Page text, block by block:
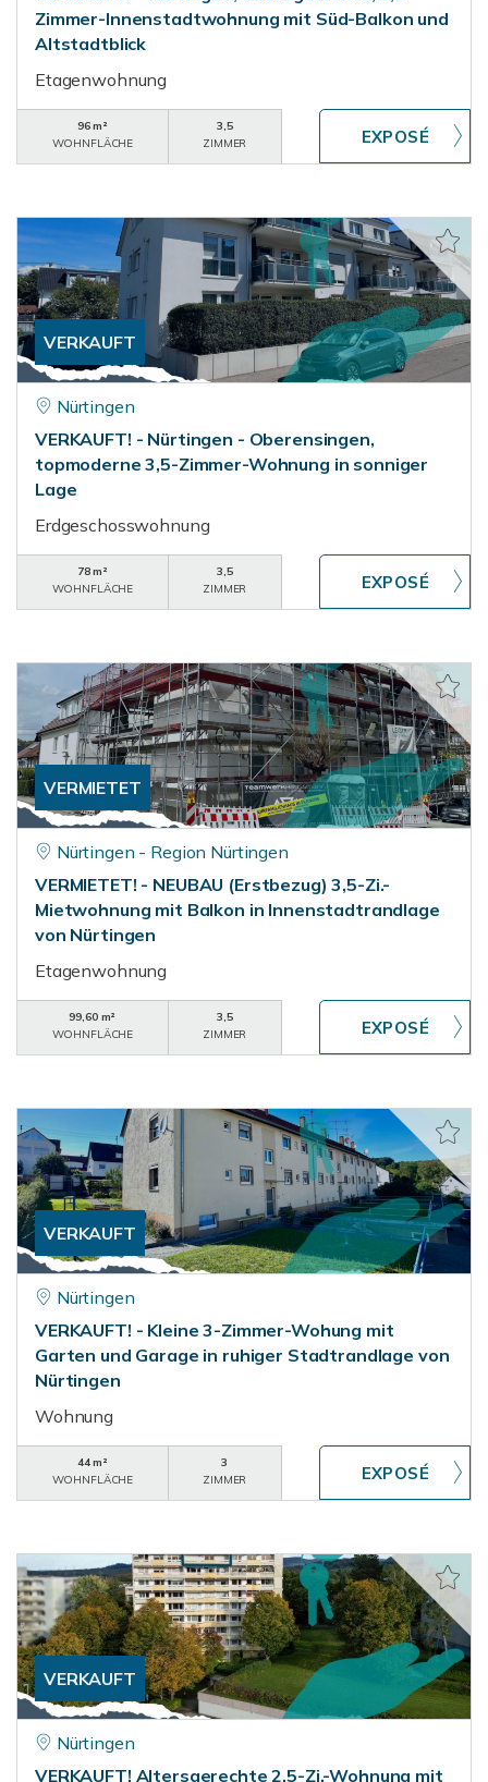
Zimmer-Innenstadtwohnung mit Süd-Balkon und
Altstadtblick
Etagenwohnung
96 m²
WOHNFLÄCHE
3,5
ZIMMER
VERKAUFT
Nürtingen
VERKAUFT! - Nürtingen - Oberensingen,
topmoderne 3,5-Zimmer-Wohnung in sonniger
Lage
Erdgeschosswohnung
78 m²
WOHNFLÄCHE
3,5
ZIMMER
VERMIETET
Nürtingen - Region Nürtingen
VERMIETET! - NEUBAU (Erstbezug) 3,5-Zi.-
Mietwohnung mit Balkon in Innenstadtrandlage
von Nürtingen
Etagenwohnung
99,60 m²
WOHNFLÄCHE
3,5
ZIMMER
VERKAUFT
Nürtingen
VERKAUFT! - Kleine 3-Zimmer-Wohung mit
Garten und Garage in ruhiger Stadtrandlage von
Nürtingen
Wohnung
44 m²
WOHNFLÄCHE
3
ZIMMER
VERKAUFT
Nürtingen
VERKAUFT! Altersgerechte 2,5-Zi.-Wohnung mit